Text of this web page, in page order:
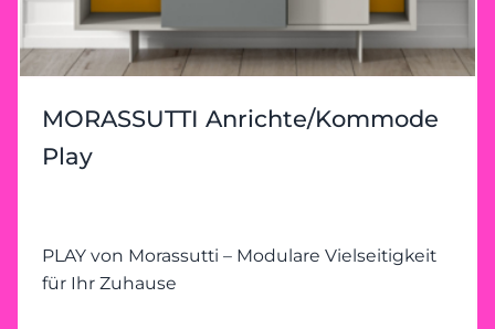
MORASSUTTI Anrichte/Kommode
Play
PLAY von Morassutti – Modulare Vielseitigkeit
für Ihr Zuhause